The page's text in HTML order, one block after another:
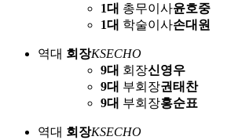
1대 총무이사윤호중
1대 학술이사손대원
역대 회장KSECHO
9대 회장신영우
9대 부회장권태찬
9대 부회장홍순표
역대 회장KSECHO